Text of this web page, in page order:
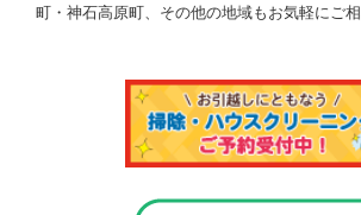
町・神石高原町、その他の地域もお気軽にご相